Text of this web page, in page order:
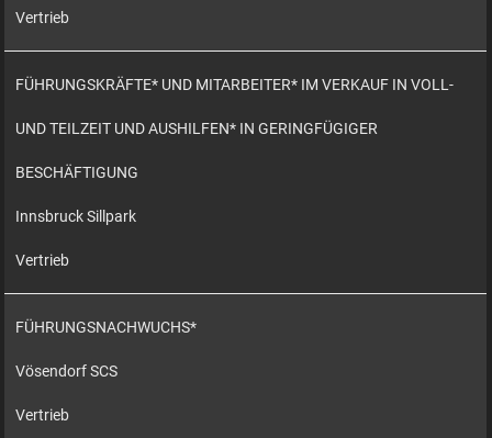
Vertrieb
FÜHRUNGSKRÄFTE* UND MITARBEITER* IM VERKAUF IN VOLL-
UND TEILZEIT UND AUSHILFEN* IN GERINGFÜGIGER
BESCHÄFTIGUNG
Innsbruck Sillpark
Vertrieb
FÜHRUNGSNACHWUCHS*
Vösendorf SCS
Vertrieb